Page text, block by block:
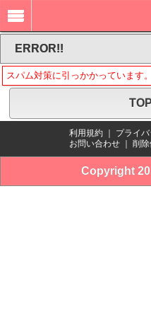
ERROR!!
スパム対策に引っかかっています。
利用規約 プライ
お問い合わせ
削
Copyright